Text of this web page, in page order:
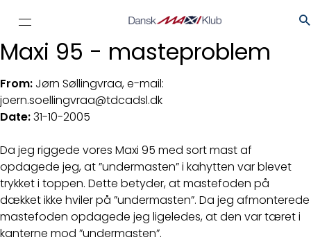
Maxi 95 - masteproblem
From: Jørn Søllingvraa, e-mail:
joern.soellingvraa@tdcadsl.dk
Date:31-10-2005
Da jeg riggede vores Maxi 95 med sort mast af
opdagede jeg, at ”undermasten” i kahytten var blevet
trykket i toppen. Dette betyder, at mastefoden på
dækket ikke hviler på ”undermasten”. Da jeg afmonterede
mastefoden opdagede jeg ligeledes, at den var tæret i
kanterne mod ”undermasten”.